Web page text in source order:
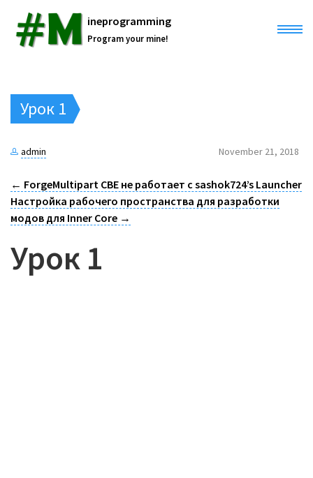
ineprogramming
Program your mine!
NIDE
#mineprogramming course
ANIDE
RendererTool 3D
Projects
Core Engine Documentation
Урок 1
admin November 21, 2018
← ForgeMultipart CBE не работает с sashok724’s Launcher
Настройка рабочего пространства для разработки
модов для Inner Core →
Урок 1